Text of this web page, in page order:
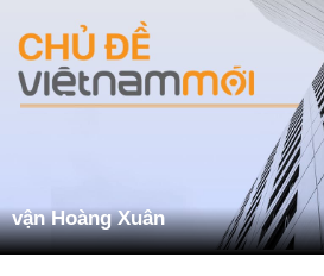
vận Hoàng Xuân